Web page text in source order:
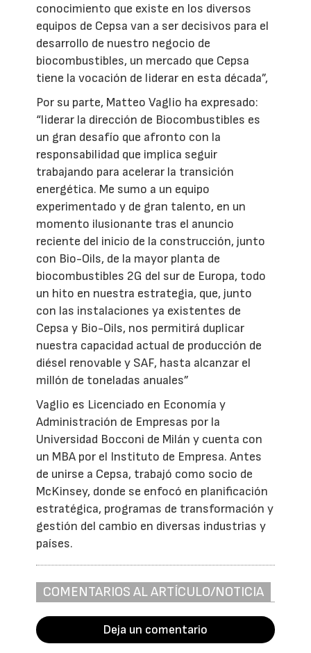
conocimiento que existe en los diversos
equipos de Cepsa van a ser decisivos para el
desarrollo de nuestro negocio de
biocombustibles, un mercado que Cepsa
tiene la vocación de liderar en esta década”,
Por su parte, Matteo Vaglio ha expresado:
“liderar la dirección de Biocombustibles es
un gran desafío que afronto con la
responsabilidad que implica seguir
trabajando para acelerar la transición
energética. Me sumo a un equipo
experimentado y de gran talento, en un
momento ilusionante tras el anuncio
reciente del inicio de la construcción, junto
con Bio-Oils, de la mayor planta de
biocombustibles 2G del sur de Europa, todo
un hito en nuestra estrategia, que, junto
con las instalaciones ya existentes de
Cepsa y Bio-Oils, nos permitirá duplicar
nuestra capacidad actual de producción de
diésel renovable y SAF, hasta alcanzar el
millón de toneladas anuales”
Vaglio es Licenciado en Economía y
Administración de Empresas por la
Universidad Bocconi de Milán y cuenta con
un MBA por el Instituto de Empresa. Antes
de unirse a Cepsa, trabajó como socio de
McKinsey, donde se enfocó en planificación
estratégica, programas de transformación y
gestión del cambio en diversas industrias y
países.
COMENTARIOS AL ARTÍCULO/NOTICIA
Deja un comentario